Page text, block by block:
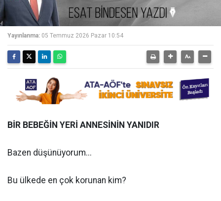
Yayınlanma: 05 Temmuz 2026 Pazar 10:54
BİR BEBEĞİN YERİ ANNESİNİN YANIDIR
Bazen düşünüyorum...
Bu ülkede en çok korunan kim?